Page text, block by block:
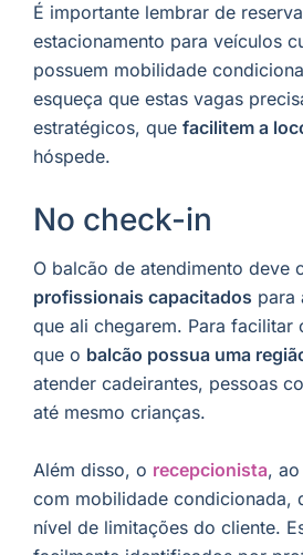
É importante lembrar de
estacionamento para veículos
possuem mobilidade
esqueça que estas vagas
estratégicos, que facilitem a
hóspede.
No check-in
O balcão de atendimento deve
profissionais capacitados para
que ali chegarem. Para facilitar
que o balcão possua uma
atender cadeirantes, pessoas
até mesmo crianças.
Além disso, o recepcionista,
com mobilidade condicionada,
nível de limitações do cliente.